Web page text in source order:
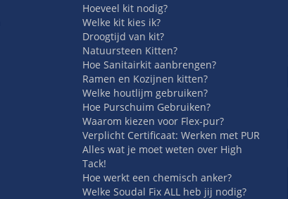
Hoeveel kit nodig?
Welke kit kies ik?
Droogtijd van kit?
Natuursteen Kitten?
Hoe Sanitairkit aanbrengen?
Ramen en Kozijnen kitten?
Welke houtlijm gebruiken?
Hoe Purschuim Gebruiken?
Waarom kiezen voor Flex-pur?
Verplicht Certificaat: Werken met PUR
Alles wat je moet weten over High
Tack!
Hoe werkt een chemisch anker?
Welke Soudal Fix ALL heb jij nodig?